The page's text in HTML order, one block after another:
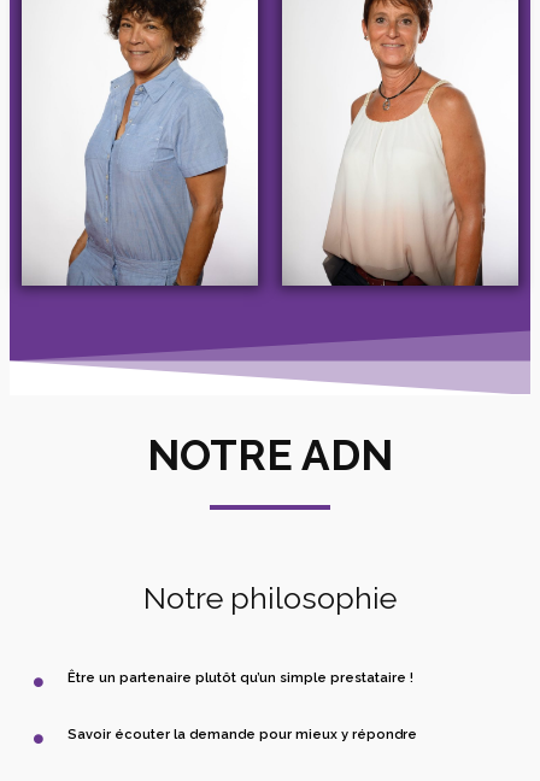
NOTRE ADN
Notre philosophie
Être un partenaire plutôt qu’un simple prestataire !
Savoir écouter la demande pour mieux y répondre